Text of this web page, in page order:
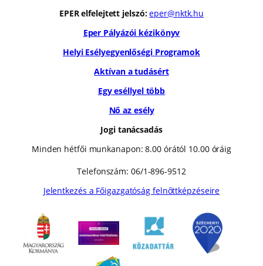
EPER elfelejtett jelszó: eper@nktk.hu
Eper Pályázói kézikönyv
Helyi Esélyegyenlőségi Programok
Aktívan a tudásért
Egy eséllyel több
Nő az esély
Jogi tanácsadás
Minden hétfői munkanapon: 8.00 órától 10.00 óráig
Telefonszám: 06/1-896-9512
Jelentkezés a Főigazgatóság felnőttképzéseire